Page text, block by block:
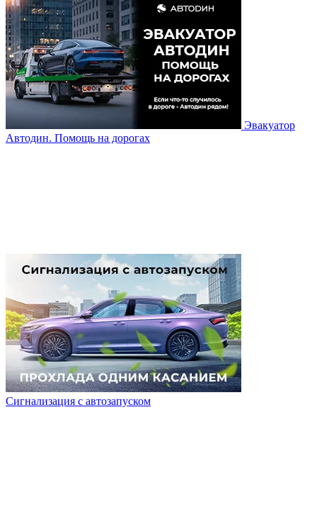
Эвакуатор
Автодин. Помощь на дорогах
Сигнализация с автозапуском